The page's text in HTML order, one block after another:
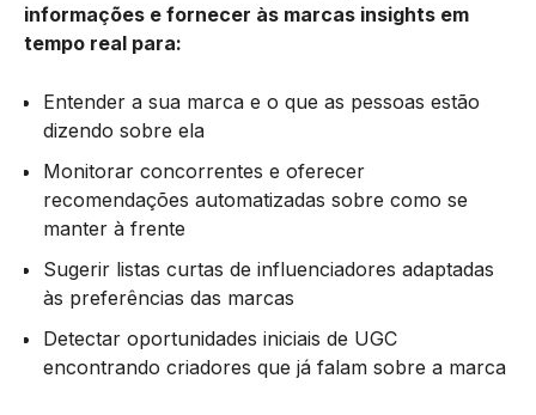
informações e fornecer às marcas insights em
tempo real para:
Entender a sua marca e o que as pessoas estão
dizendo sobre ela
Monitorar concorrentes e oferecer
recomendações automatizadas sobre como se
manter à frente
Sugerir listas curtas de influenciadores adaptadas
às preferências das marcas
Detectar oportunidades iniciais de UGC
encontrando criadores que já falam sobre a marca